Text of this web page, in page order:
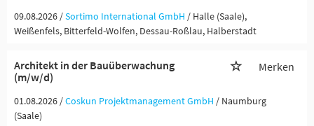
09.08.2026 /Sortimo International GmbH / Halle (Saale),
Weißenfels, Bitterfeld-Wolfen, Dessau-Roßlau, Halberstadt
Architekt in der Bauüberwachung
(m/w/d)
Merken
01.08.2026 /Coskun Projektmanagement GmbH / Naumburg
(Saale)